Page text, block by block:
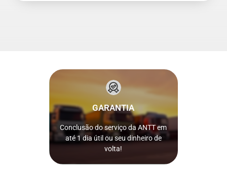
GARANTIA
Conclusão do serviço da ANTT em
até 1 dia útil ou seu dinheiro de
volta!
ISSO MESMO!
Nós reembolsamos 100% do valor
pago como garantia caso o
serviço da ANTT solicitado não
seja concluído em até 1 dia útil
pagamento.